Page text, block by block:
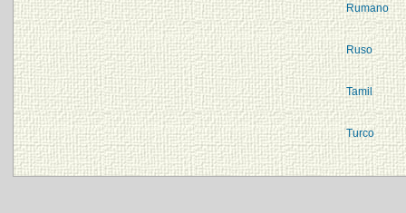
Rumano
Ruso
Tamil
Turco